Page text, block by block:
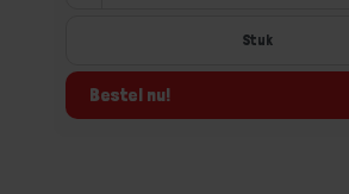
Bestel nu!